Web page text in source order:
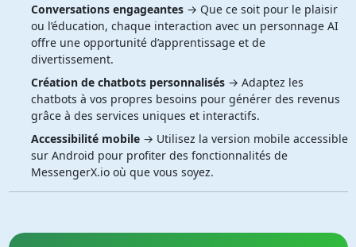
Conversations engageantes→ Que ce soit pour le plaisir
ou l’éducation, chaque interaction avec un personnage AI
offre une opportunité d’apprentissage et de
divertissement.
Création de chatbots personnalisés→ Adaptez les
chatbots à vos propres besoins pour générer des revenus
grâce à des services uniques et interactifs.
Accessibilité mobile→ Utilisez la version mobile accessible
sur Android pour profiter des fonctionnalités de
MessengerX.io où que vous soyez.